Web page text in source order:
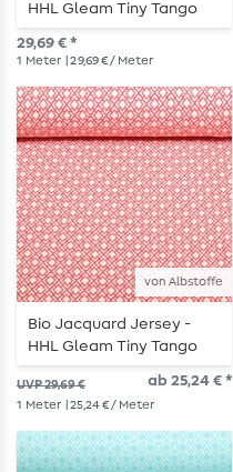
HHL Gleam Tiny Tango
Knit Lila
29,69 € *
1 Meter | 29,69 € / Meter
von Albstoffe
Bio Jacquard Jersey -
HHL Gleam Tiny Tango
Knit Rot
UVP 29,69 € ab 25,24 € *
1 Meter | 25,24 € / Meter